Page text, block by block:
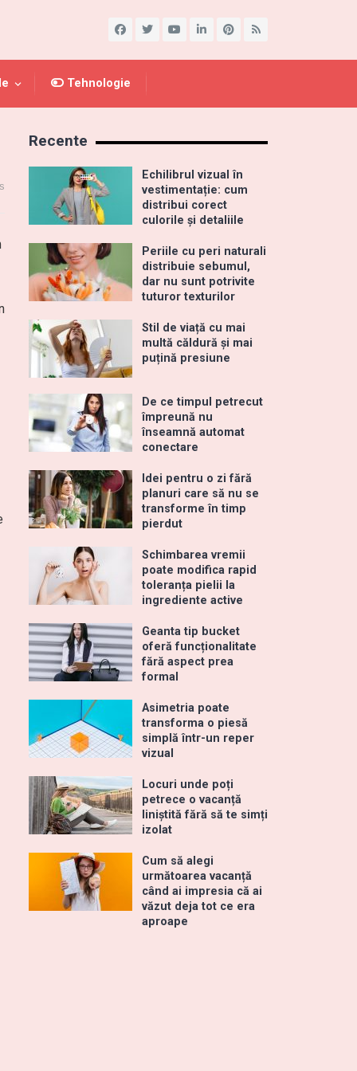
Tehnologie
Recente
Echilibrul vizual în
vestimentație: cum
distribui corect
culorile și detaliile
Periile cu peri naturali
distribuie sebumul,
dar nu sunt potrivite
tuturor texturilor
Stil de viață cu mai
multă căldură și mai
puțină presiune
De ce timpul petrecut
împreună nu
înseamnă automat
conectare
Idei pentru o zi fără
planuri care să nu se
transforme în timp
pierdut
Schimbarea vremii
poate modifica rapid
toleranța pielii la
ingrediente active
Geanta tip bucket
oferă funcționalitate
fără aspect prea
formal
Asimetria poate
transforma o piesă
simplă într-un reper
vizual
Locuri unde poți
petrece o vacanță
liniștită fără să te simți
izolat
Cum să alegi
următoarea vacanță
când ai impresia că ai
văzut deja tot ce era
aproape